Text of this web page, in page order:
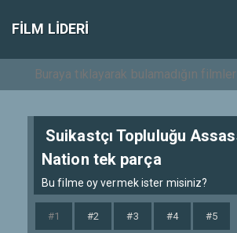
FILM LIDERI
Suikastçı Topluluğu
Nation tek parça
Bu filme oy vermek ister misiniz?
#1 #2 #3 #4 #5